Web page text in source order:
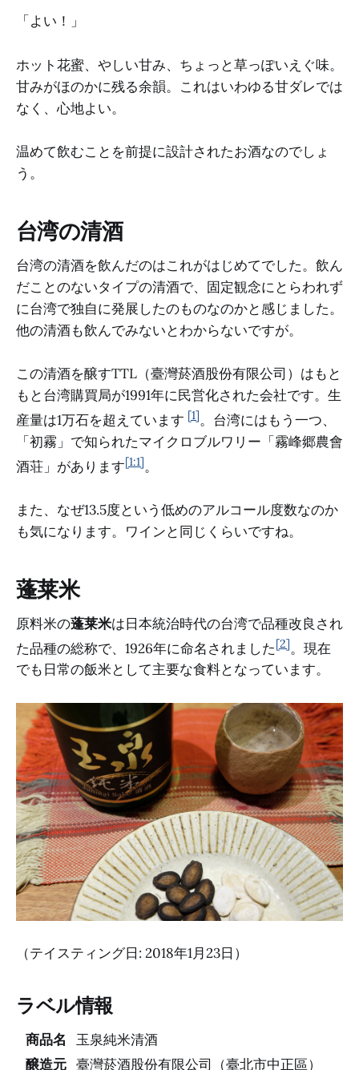
「よい！」
ホット花蜜、やしい甘み、ちょっと草っぽいえぐ味。
甘みがほのかに残る余韻。これはいわゆる甘ダレでは
なく、心地よい。
温めて飲むことを前提に設計されたお酒なのでしょ
う。
台湾の清酒
台湾の清酒を飲んだのはこれがはじめてでした。飲ん
だことのないタイプの清酒で、固定観念にとらわれず
に台湾で独自に発展したのものなのかと感じました。
他の清酒も飲んでみないとわからないですが。
この清酒を醸すTTL（臺灣菸酒股份有限公司）はもと
もと台湾購買局が1991年に民営化された会社です。生
産量は1万石を超えています [1]。台湾にはもう一つ、
「初霧」で知られたマイクロブルワリー「霧峰郷農會
酒荘」があります[1:1]。
また、なぜ13.5度という低めのアルコール度数なのか
も気になります。ワインと同じくらいですね。
蓬莱米
原料米の蓬莱米は日本統治時代の台湾で品種改良され
た品種の総称で、1926年に命名されました[2]。現在
でも日常の飯米として主要な食料となっています。
（テイスティング日: 2018年1月23日）
ラベル情報
商品名
玉泉純米清酒
醸造元
臺灣菸酒股份有限公司（臺北市中正區）